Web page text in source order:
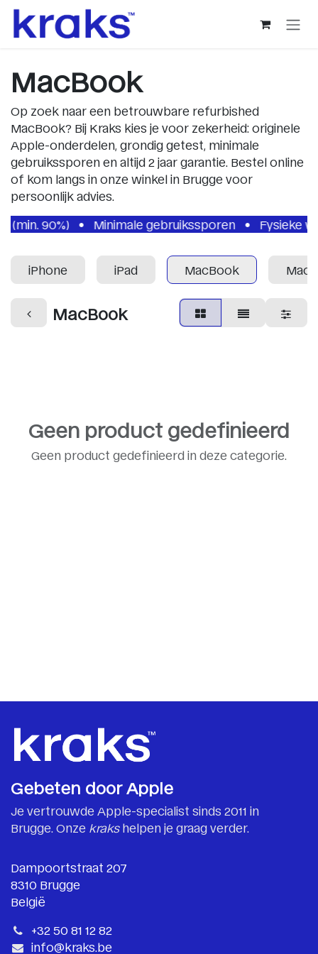
Overslaan naar inhoud
MacBook
Op zoek naar een betrouwbare refurbished
MacBook? Bij Kraks kies je voor zekerheid: originele
Apple-onderdelen, grondig getest, minimale
gebruikssporen en altijd 2 jaar garantie. Bestel online
of kom langs in onze winkel in Brugge voor
persoonlijk advies.
90%)
Minimale gebruikssporen Fysieke
iPhone iPad MacBook Mac
MacBook
Geen product gedefinieerd
Geen product gedefinieerd in deze categorie.
Gebeten door Apple
Je vertrouwde Apple-specialist sinds 2011 in
Brugge. Onze krakshelpen je graag verder.
Dampoortstraat 207
8310 Brugge
België
+32 50 81 12 82
info@kraks.be